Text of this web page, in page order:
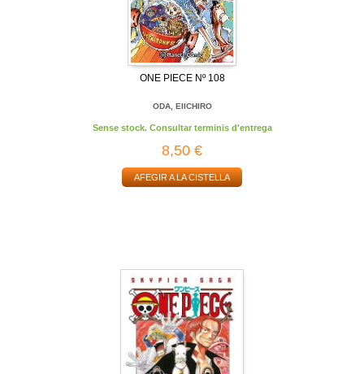
ONE PIECE Nº 108
ODA, EIICHIRO
Sense stock. Consultar terminis d'entrega
8,50 €
AFEGIR A LA CISTELLA